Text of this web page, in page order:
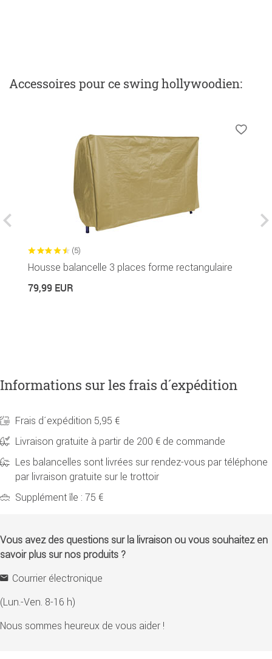
Accessoires pour ce swing hollywoodien:
(5)
Housse balancelle 3 places forme rectangulaire
79,99 EUR
Informations sur les frais d´expédition
Frais d´expédition 5,95 €
Livraison gratuite à partir de 200 € de commande
Les balancelles sont livrées sur rendez-vous par téléphone
par livraison gratuite sur le trottoir
Supplément île : 75 €
Vous avez des questions sur la livraison ou vous souhaitez en
savoir plus sur nos produits ?
Courrier électronique
(Lun.-Ven. 8-16 h)
Nous sommes heureux de vous aider !